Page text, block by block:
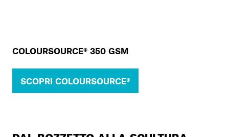
COLOURSOURCE® 350 GSM
SCOPRI COLOURSOURCE®